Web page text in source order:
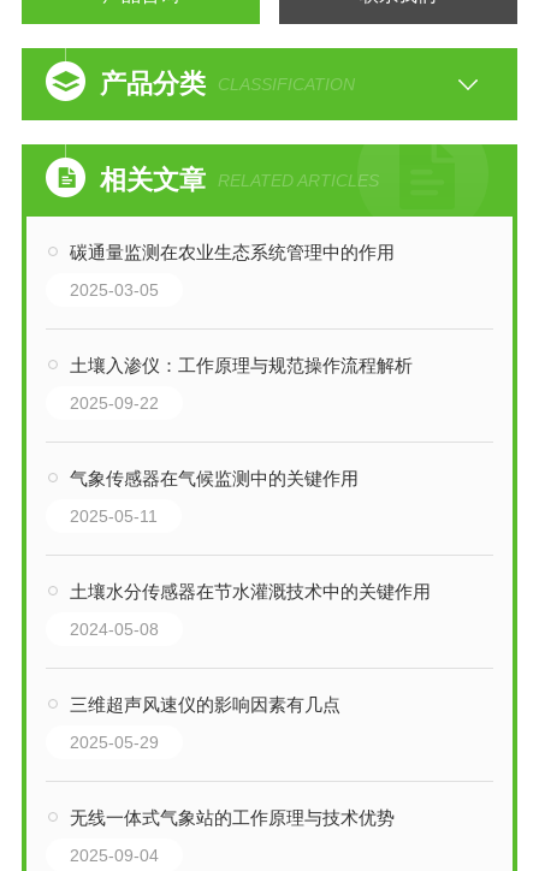
产品分类 CLASSIFICATION
相关文章 RELATED ARTICLES
碳通量监测在农业生态系统管理中的作用
2025-03-05
土壤入渗仪：工作原理与规范操作流程解析
2025-09-22
气象传感器在气候监测中的关键作用
2025-05-11
土壤水分传感器在节水灌溉技术中的关键作用
2024-05-08
三维超声风速仪的影响因素有几点
2025-05-29
无线一体式气象站的工作原理与技术优势
2025-09-04